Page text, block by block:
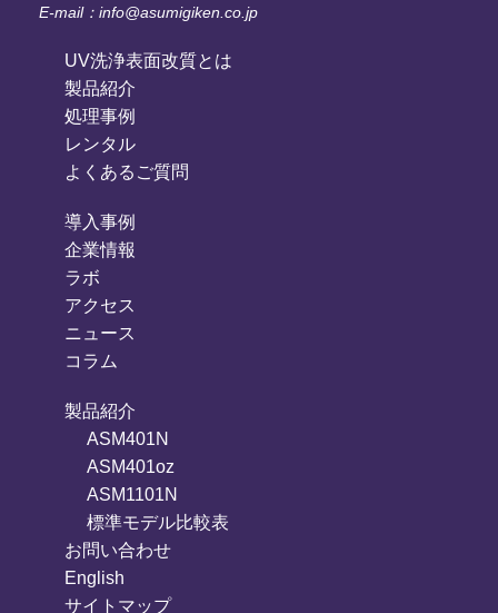
E-mail：info@asumigiken.co.jp
UV洗浄表面改質とは
製品紹介
処理事例
レンタル
よくあるご質問
導入事例
企業情報
ラボ
アクセス
ニュース
コラム
製品紹介
ASM401N
ASM401oz
ASM1101N
標準モデル比較表
お問い合わせ
English
サイトマップ